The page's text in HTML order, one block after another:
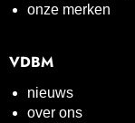
onze merken
VDBM
nieuws
over ons